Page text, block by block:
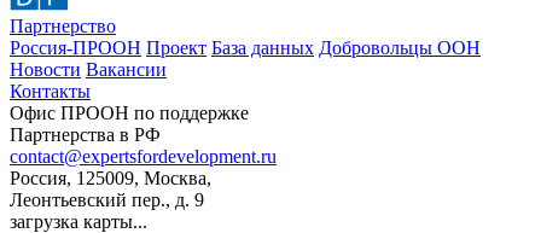
Партнерство
Россия-ПРООН Проект База данных Добровольцы ООН
Новости Вакансии
Контакты
Офис ПРООН по поддержке
Партнерства в РФ
contact@expertsfordevelopment.ru
Россия, 125009, Москва,
Леонтьевский пер., д. 9
загрузка карты...